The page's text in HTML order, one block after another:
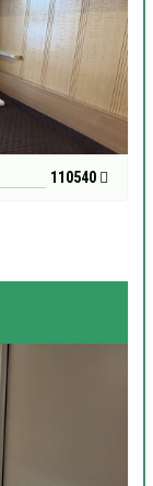
110540